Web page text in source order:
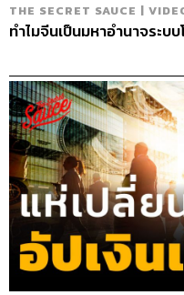
THE SECRET SAUCE |
ทำไมจีนเป็นมหาอำนาจระบบ